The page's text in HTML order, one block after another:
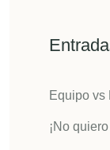
Equipo vs
¡No